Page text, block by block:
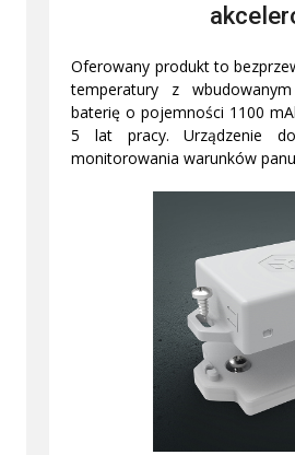
Oferowany produkt to
temperatury z
baterię o pojemności 1100
5 lat pracy. Urządzenie
monitorowania warunków